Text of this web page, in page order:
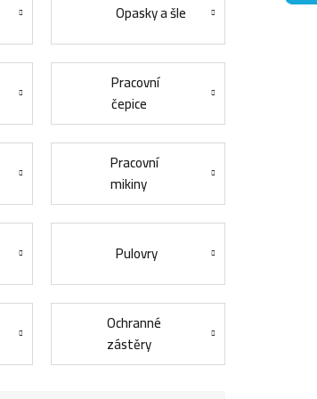
Opasky a šle
Pracovní
čepice
Pracovní
mikiny
Pulovry
Ochranné
zástěry